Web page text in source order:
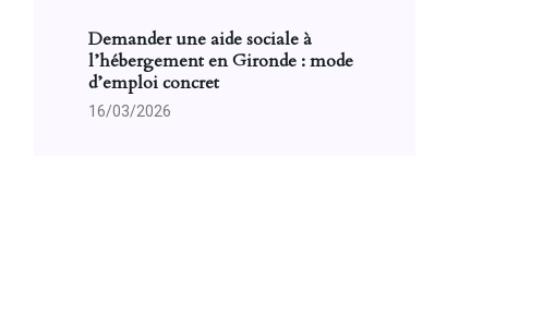
Demander une aide sociale à
l’hébergement en Gironde : mode
d’emploi concret
16/03/2026